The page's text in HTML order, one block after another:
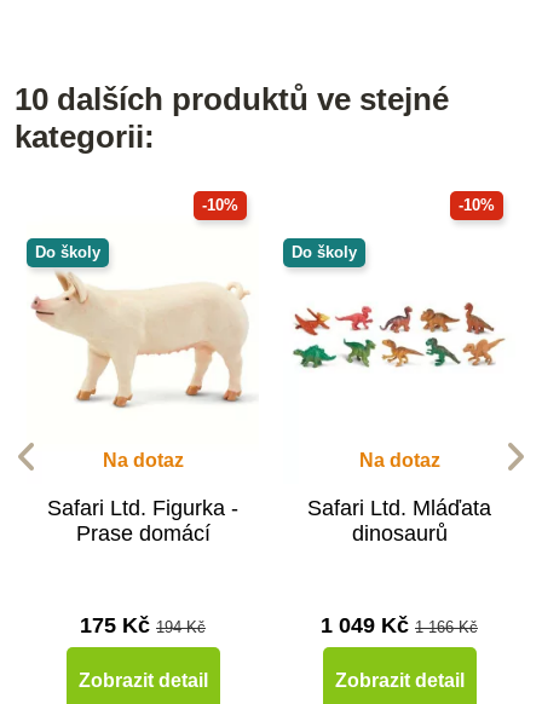
10 dalších produktů ve stejné
kategorii:
-10%
Do školy
Na dotaz
Safari Ltd. Figurka -
Prase domácí
175 Kč 194 Kč
Zobrazit detail
-10%
Do školy
Na dotaz
Safari Ltd. Mláďata
dinosaurů
1 049 Kč 1 166 Kč
Zobrazit detail